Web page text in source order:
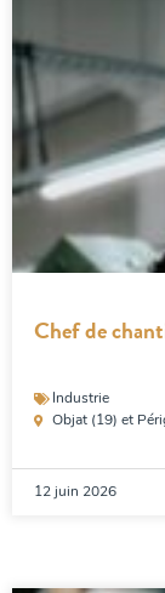
Chef de
Industrie
Objat (19) et
12 juin 2026